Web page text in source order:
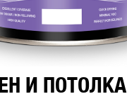
И ПОТОЛКА